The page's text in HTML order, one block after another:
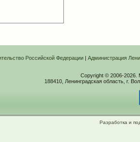
Российской Федерации| Администрация
Copyright © 2006-2026.
188410, Ленинградская область, г.
Разработка и